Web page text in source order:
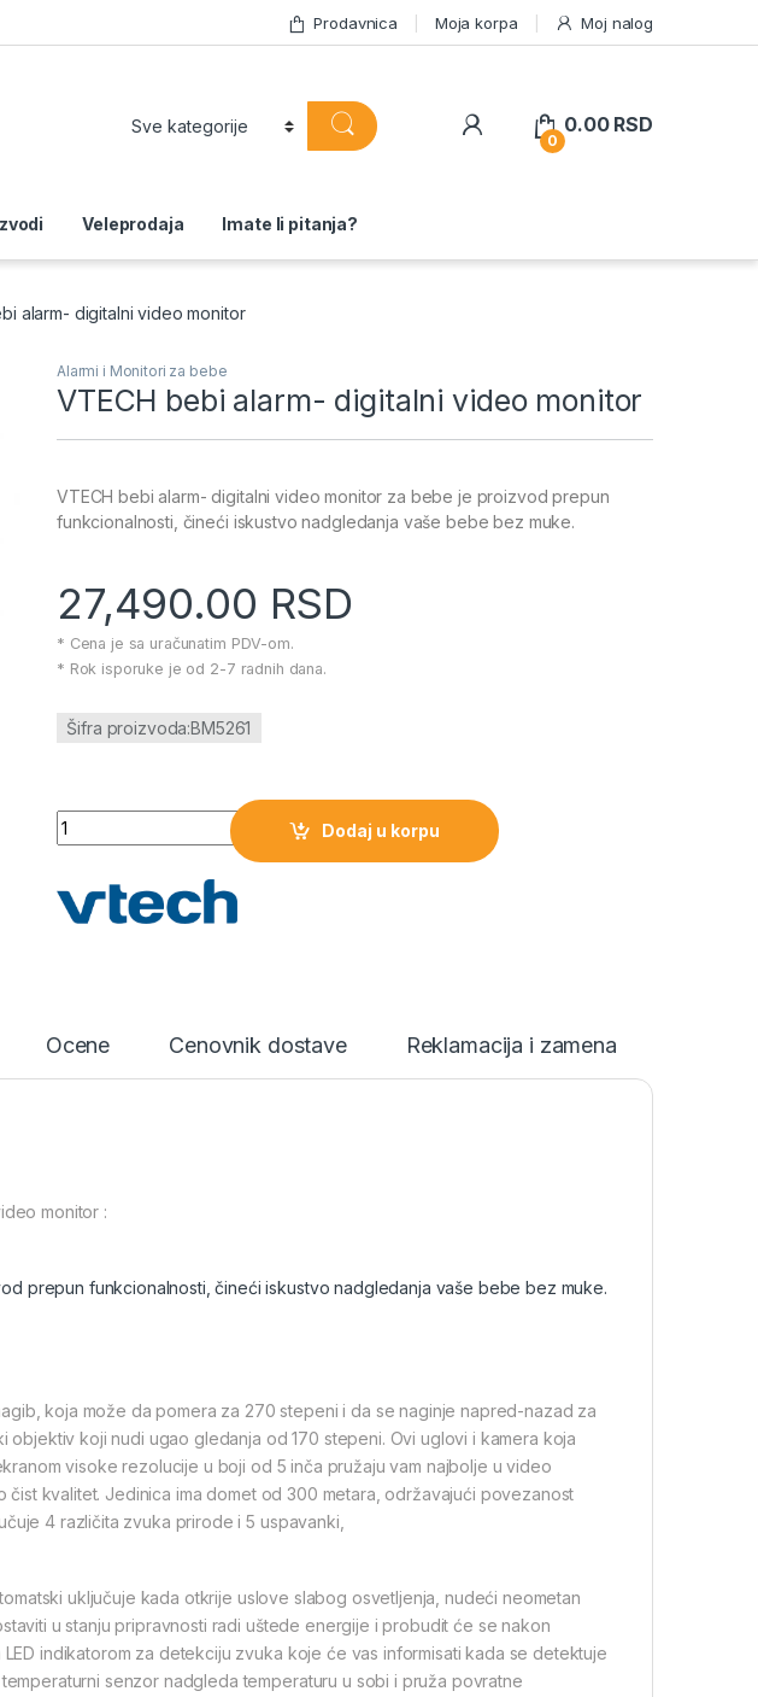
Prodavnica Moja korpa Moj nalog
0
0.00 RSD
Veleprodaja Imate li pitanja?
alarm- digitalni video monitor
Alarmi i Monitori za bebe
VTECH bebi alarm- digitalni video monitor
VTECH bebi alarm- digitalni video monitor za bebe je proizvod prepun
funkcionalnosti, čineći iskustvo nadgledanja vaše bebe bez muke.
27,490.00 RSD
* Cena je sa uračunatim PDV-om.
* Rok isporuke je od 2-7 radnih dana.
Šifra proizvoda:BM5261
VTECH bebi alarm- digitalni video monitor količina
Dodaj u korpu
Ocene Cenovnik dostave Reklamacija i zamena
monitor :
prepun funkcionalnosti, čineći iskustvo nadgledanja vaše bebe bez muke.
koja može da pomera za 270 stepeni i da se naginje napred-nazad za
koji nudi ugao gledanja od 170 stepeni. Ovi uglovi i kamera koja
visoke rezolucije u boji od 5 inča pružaju vam najbolje u video
čist kvalitet. Jedinica ima domet od 300 metara, održavajući povezanost
4 različita zvuka prirode i 5 uspavanki,
uključuje kada otkrije uslove slabog osvetljenja, nudeći neometan
u stanju pripravnosti radi uštede energije i probudit će se nakon
indikatorom za detekciju zvuka koje će vas informisati kada se detektuje
senzor nadgleda temperaturu u sobi i pruža povratne